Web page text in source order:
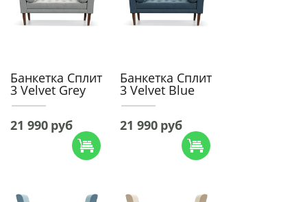
Банкетка Сплит
3 Velvet Grey
21 990 руб
Банкетка Сплит
3 Velvet Blue
21 990 руб